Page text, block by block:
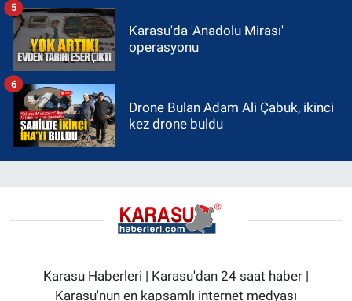
Karasu'da 'Anadolu Mirası'
operasyonu
5
Drone Bulan Adam Ali Çabuk, ikinci
kez drone buldu
6
Karasu Haberleri | Karasu'dan 24 saat haber |
Karasu'nun en kapsamlı internet medyası